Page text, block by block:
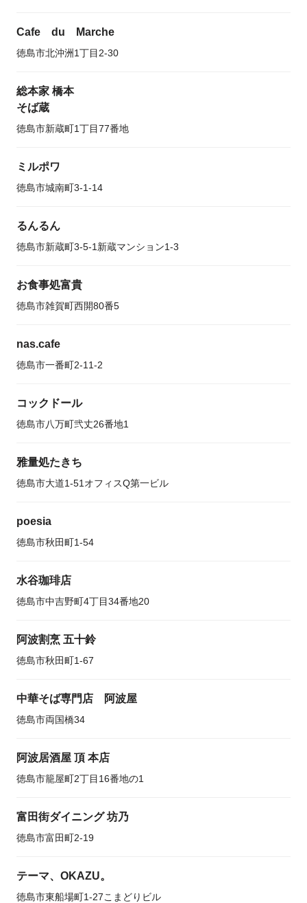
Cafe du Marche
徳島市北沖洲1丁目2-30
総本家 橋本
そば蔵
徳島市新蔵町1丁目77番地
ミルポワ
徳島市城南町3-1-14
るんるん
徳島市新蔵町3-5-1新蔵マンション1-3
お食事処富貴
徳島市雑賀町西開80番5
nas.cafe
徳島市一番町2-11-2
コックドール
徳島市八万町弐丈26番地1
雅量処たきち
徳島市大道1-51オフィスQ第一ビル
poesia
徳島市秋田町1-54
水谷珈琲店
徳島市中吉野町4丁目34番地20
阿波割烹 五十鈴
徳島市秋田町1-67
中華そば専門店 阿波屋
徳島市両国橋34
阿波居酒屋 頂 本店
徳島市籠屋町2丁目16番地の1
富田街ダイニング 坊乃
徳島市富田町2-19
テーマ、OKAZU。
徳島市東船場町1-27こまどりビル